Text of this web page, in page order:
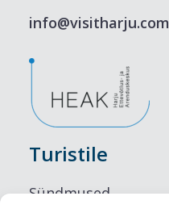
info@visitharju.com
Turistile
Sündmused